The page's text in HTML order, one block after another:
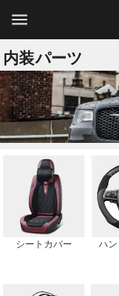
内装パーツ
シートカバー ハ